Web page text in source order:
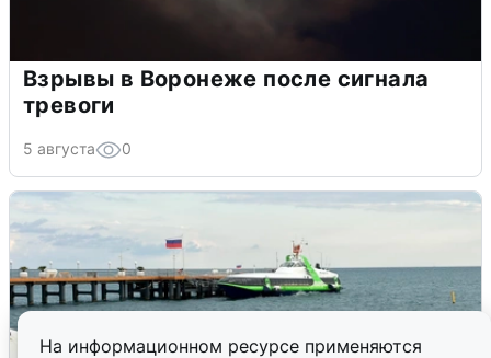
На информационном ресурсе применяются
Взрывы в Воронеже после сигнала
тревоги
5 августа 0